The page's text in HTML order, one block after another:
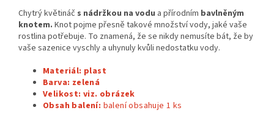
Chytrý květináč s nádržkou na vodu a přírodním bavlněným
knotem. Knot pojme přesně takové množství vody, jaké vaše
rostlina potřebuje. To znamená, že se nikdy nemusíte bát, že by
vaše sazenice vyschly a uhynuly kvůli nedostatku vody.
Materiál: plast
Barva: zelená
Velikost:viz. obrázek
Obsah balení: balení obsahuje 1 ks